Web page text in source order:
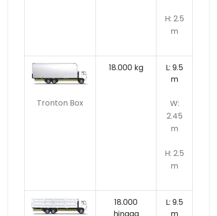
H: 2.5
m
Tronton Box
18.000 kg
L: 9.5
m
W:
2.45
m
H: 2.5
m
18.000
hingga
L: 9.5
m